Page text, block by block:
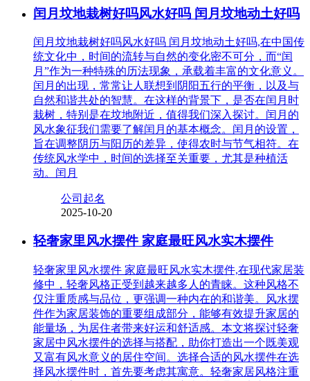
闰月坟地栽树好吗风水好吗 闰月坟地动土好吗
闰月坟地栽树好吗风水好吗 闰月坟地动土好吗,在中国传
统文化中，时间的流转与自然的变化密不可分，而“闰
月”作为一种特殊的历法现象，承载着丰富的文化意义。
闰月的出现，常常让人联想到阴阳五行的平衡，以及与
自然和谐共处的智慧。在这样的背景下，是否在闰月时
栽树，特别是在坟地附近，值得我们深入探讨。闰月的
风水象征我们需要了解闰月的基本概念。闰月的设置，
旨在调整阴历与阳历的差异，使得农时与节气相符。在
传统风水学中，时间的选择至关重要，尤其是种植活
动。闰月
公司起名
2025-10-20
轻奢家里风水摆件 家庭最旺风水实木摆件
轻奢家里风水摆件 家庭最旺风水实木摆件,在现代家居装
修中，轻奢风格正受到越来越多人的青睐。这种风格不
仅注重质感与品位，更强调一种内在的和谐美。风水摆
件作为家居装饰的重要组成部分，能够有效提升家居的
能量场，为居住者带来好运和舒适感。本文将探讨轻奢
家居中风水摆件的选择与搭配，助你打造出一个既美观
又富有风水意义的居住空间。选择合适的风水摆件在选
择风水摆件时，首先要考虑其寓意。轻奢家居风格注重